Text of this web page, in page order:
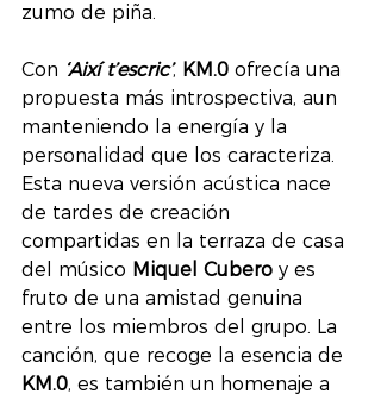
zumo de piña.
Con ‘Així t’escric’, KM.0 ofrecía una
propuesta más introspectiva, aun
manteniendo la energía y la
personalidad que los caracteriza.
Esta nueva versión acústica nace
de tardes de creación
compartidas en la terraza de casa
del músico Miquel Cubero y es
fruto de una amistad genuina
entre los miembros del grupo. La
canción, que recoge la esencia de
KM.0, es también un homenaje a